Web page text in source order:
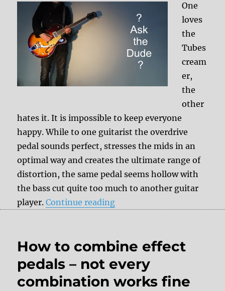
One
loves
the
Tubes
cream
er,
the
other
hates it. It is impossible to keep everyone
happy. While to one guitarist the overdrive
pedal sounds perfect, stresses the mids in an
optimal way and creates the ultimate range of
distortion, the same pedal seems hollow with
the bass cut quite too much to another guitar
player.Continue reading“Effect pedals interacting
How to combine effect
pedals – not every
combination works fine